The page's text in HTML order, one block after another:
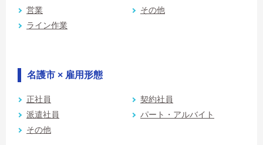
営業
その他
ライン作業
名護市 × 雇用形態
正社員
契約社員
派遣社員
パート・アルバイト
その他